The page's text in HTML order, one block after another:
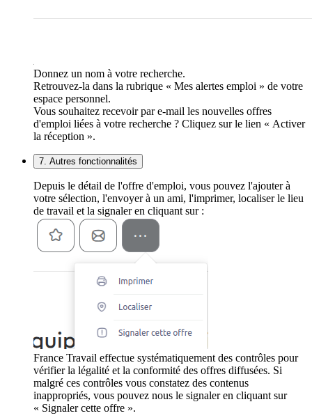
Donnez un nom à votre recherche.
Retrouvez-la dans la rubrique « Mes alertes emploi » de votre
espace personnel.
Vous souhaitez recevoir par e-mail les nouvelles offres
d'emploi liées à votre recherche ? Cliquez sur le lien « Activer
la réception ».
7. Autres fonctionnalités
Depuis le détail de l'offre d'emploi, vous pouvez l'ajouter à
votre sélection, l'envoyer à un ami, l'imprimer, localiser le lieu
de travail et la signaler en cliquant sur :
France Travail effectue systématiquement des contrôles pour
vérifier la légalité et la conformité des offres diffusées. Si
malgré ces contrôles vous constatez des contenus
inappropriés, vous pouvez nous le signaler en cliquant sur
« Signaler cette offre ».